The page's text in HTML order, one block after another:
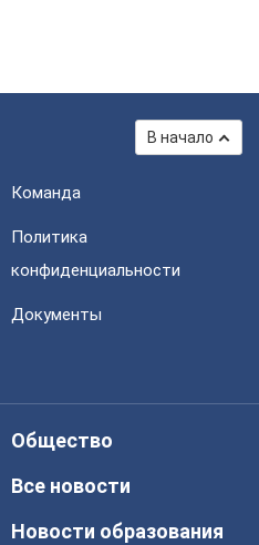
В начало
Команда
Политика
конфиденциальности
Документы
Общество
Все новости
Новости образования